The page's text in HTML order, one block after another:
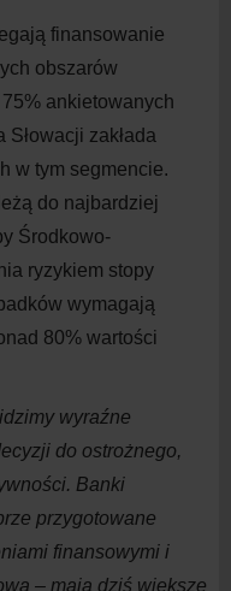
finansowanie
obszarów
ankietowanych
Słowacji zakłada
w tym segmencie.
do najbardziej
Środkowo-
ryzykiem stopy
wymagają
80% wartości
wyraźne
do ostrożnego,
Banki
przygotowane
finansowymi i
– mają dziś większe